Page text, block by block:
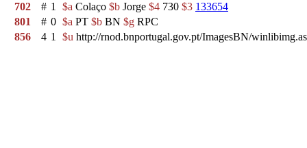
702
# 1 $a Colaço $b Jorge $4 730 $3 133654
801
# 0 $a PT $b BN $g RPC
856
4 1 $u http://rnod.bnportugal.gov.pt/ImagesBN/